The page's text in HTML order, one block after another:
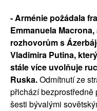
- Arménie požádala
Emmanuela
rozhovorům s
Vladimira Putina,
stále více uvolňuje
Ruska.Odmítnutí ze
přichází bezprostředně
šesti bývalými